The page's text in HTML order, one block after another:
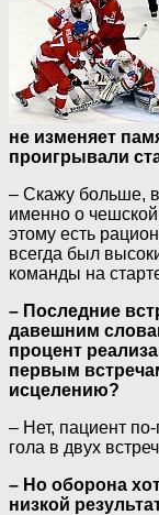
не изменяет
проигрывали
– Скажу больше,
именно о
этому есть
всегда был
команды на
– Последние
давешним
процент
первым
исцелению?
– Нет, пациент
гола в двух
– Но оборона
низкой